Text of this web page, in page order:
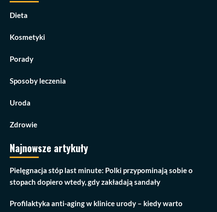
Dieta
Kosmetyki
Porady
Sposoby leczenia
Uroda
Zdrowie
Najnowsze artykuły
Pielęgnacja stóp last minute: Polki przypominają sobie o
stopach dopiero wtedy, gdy zakładają sandały
Profilaktyka anti-aging w klinice urody – kiedy warto